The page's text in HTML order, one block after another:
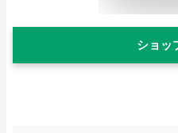
ショッ